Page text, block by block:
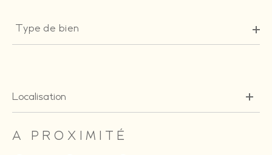
de
bien
Type de bien
A PROXIMITÉ